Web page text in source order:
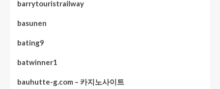
barrytouristrailway
basunen
bating9
batwinner1
bauhutte-g.com – 카지노사이트